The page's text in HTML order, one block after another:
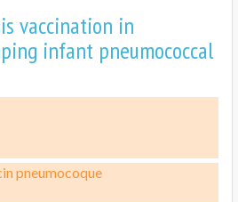
vaccination in
infant pneumococcal
pneumocoque